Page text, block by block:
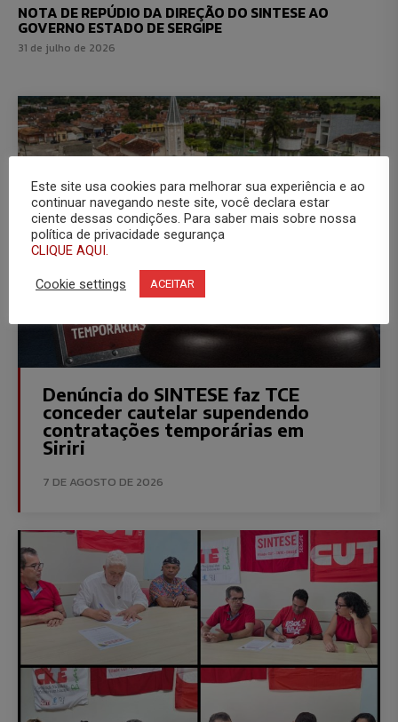
NOTA DE REPÚDIO DA DIREÇÃO DO SINTESE AO
GOVERNO ESTADO DE SERGIPE
31 de julho de 2026
Denúncia do SINTESE faz TCE
conceder cautelar supendendo
contratações temporárias em
Siriri
7 DE AGOSTO DE 2026
Este site usa cookies para melhorar sua experiência e ao
continuar navegando neste site, você declara estar
ciente dessas condições. Para saber mais sobre nossa
política de privacidade segurança
CLIQUE AQUI.
Cookie settings ACEITAR